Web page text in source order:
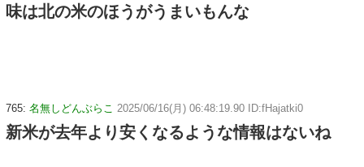
味は北の米のほうがうまいもんな
765: 名無しどんぶらこ 2025/06/16(月) 06:48:19.90 ID:fHajatki0
新米が去年より安くなるような情報はないね